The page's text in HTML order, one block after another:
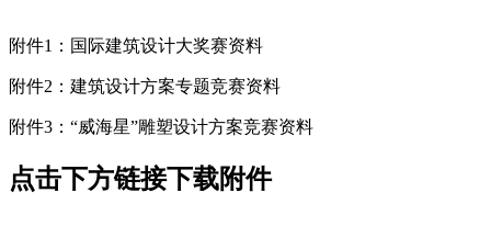
附件1：国际建筑设计大奖赛资料
附件2：建筑设计方案专题竞赛资料
附件3：“威海星”雕塑设计方案竞赛资料
点击下方链接下载附件